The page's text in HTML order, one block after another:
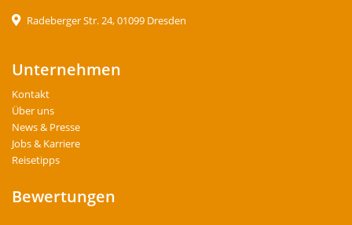
Radeberger Str. 24, 01099 Dresden
Unternehmen
Kontakt
Über uns
News & Presse
Jobs & Karriere
Reisetipps
Bewertungen